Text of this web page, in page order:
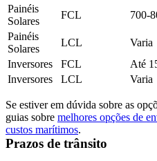
Painéis
Solares
FCL 700-
Painéis
Solares
LCL Varia
Inversores
FCL Até
Inversores
LCL Varia
Se estiver em dúvida sobre as
guias sobre melhores opções de
custos marítimos.
Prazos de trânsito